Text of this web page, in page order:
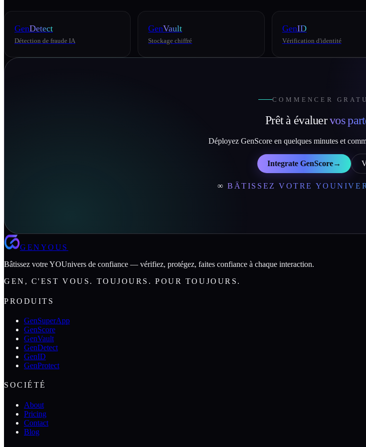
GenDetect
Détection de fraude IA
GenVault
Stockage chiffré
GenID
Vérification d'identité
COMMENCER
Prêt à évaluervos
Déployez GenScore en quelques minutes et
Integrate GenScore→
∞ BÂTISSEZ VOTRE
GENYOUS
Bâtissez votre YOUnivers de confiance — vérifiez, protégez, faites confiance à chaque interaction.
GEN, C'EST VOUS. TOUJOURS. POUR TOUJOURS.
PRODUITS
GenSuperApp
GenScore
GenVault
GenDetect
GenID
GenProtect
SOCIÉTÉ
About
Pricing
Contact
Blog